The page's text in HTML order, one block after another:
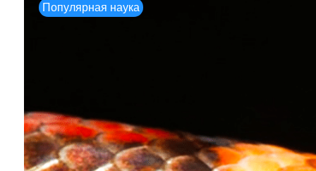
Популярная наука